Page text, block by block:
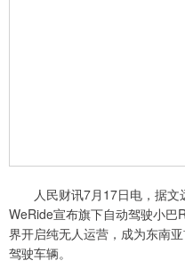
人民财讯7月17日电，据文
WeRide宣布旗下自动驾驶小巴
界开启纯无人运营，成为东南
驾驶车辆。